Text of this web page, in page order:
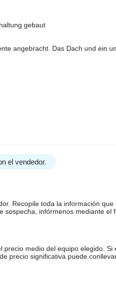
gebaut
angebracht. Das Dach und ein
el vendedor.
Recopile toda la información
sospecha, infórmenos mediante el
medio del equipo elegido. Si
precio significativa puede